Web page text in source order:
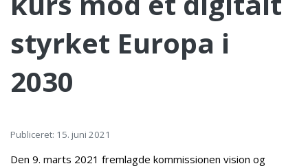
styrket Europa i
2030
Publiceret: 15. juni 2021
Den 9. marts 2021 fremlagde kommissionen vision og